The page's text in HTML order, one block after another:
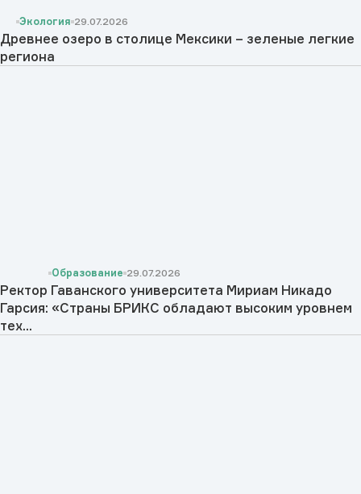
Экология 29.07.2026
Древнее озеро в столице Мексики – зеленые легкие
региона
Образование 29.07.2026
Ректор Гаванского университета Мириам Никадо
Гарсия: «Страны БРИКС обладают высоким уровнем
тех...